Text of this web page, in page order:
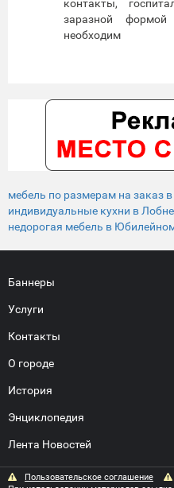
контакты,
заразной
необходим
мебель по размерам на заказ
индивидуальные кухни в Лобне
недорогая мебель в
Баннеры
Услуги
Контакты
О городе
История
Энциклопедия
Лента Новостей
Пользовательское соглашение